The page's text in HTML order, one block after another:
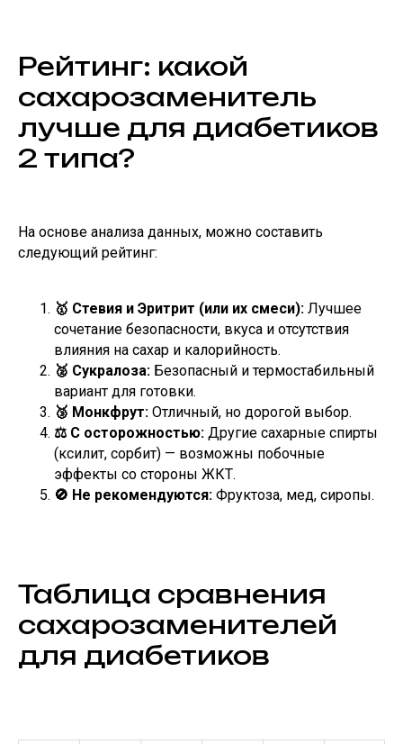
Рейтинг: какой
сахарозаменитель
лучше для диабетиков
2 типа?
На основе анализа данных, можно составить
следующий рейтинг:
🥇 Стевия и Эритрит (или их смеси): Лучшее
сочетание безопасности, вкуса и отсутствия
влияния на сахар и калорийность.
🥈 Сукралоза: Безопасный и термостабильный
вариант для готовки.
🥉 Монкфрут: Отличный, но дорогой выбор.
⚖️ С осторожностью: Другие сахарные спирты
(ксилит, сорбит) — возможны побочные
эффекты со стороны ЖКТ.
🚫 Не рекомендуются: Фруктоза, мед, сиропы.
Таблица сравнения
сахарозаменителей
для диабетиков